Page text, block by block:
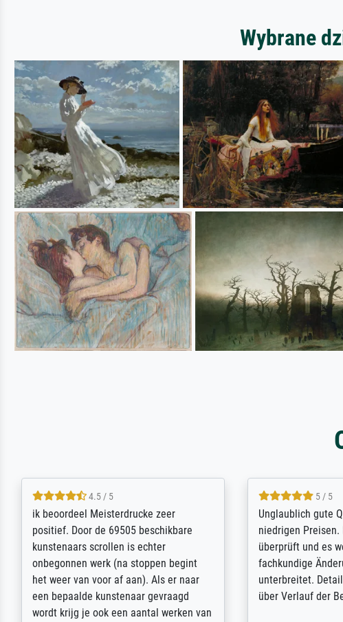
Wybrane
5 / 5
Die Zufriedenheit ist auch nicht dadurch
getrübt, dass das Bild entgegen einer
angegebenen Lieferanschrift (sollte
eine Überraschung für die normannische
Ehefrau sein zum Hochzeits- gleichzeitig
auch Geburtstag sein) doch nach zu
Hause zugestellt wurde.
5 / 5
Excellent / Highly
selection, ordering
were easy,
the item itself
am based in the
searching for a